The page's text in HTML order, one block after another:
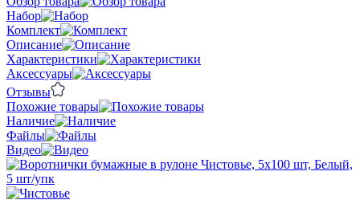
Набор
Комплект
Описание
Характеристики
Аксессуары
Отзывы
Похожие товары
Наличие
Файлы
Видео